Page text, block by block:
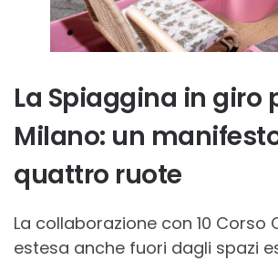
La Spiaggina in giro
Milano: un
quattro ruote
La collaborazione con 10 Corso
estesa anche fuori dagli spazi